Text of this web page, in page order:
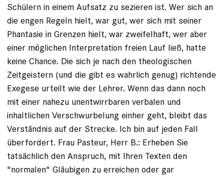
Schülern in einem Aufsatz zu sezieren ist. Wer sich an
die engen Regeln hielt, war gut, wer sich mit seiner
Phantasie in Grenzen hielt, war zweifelhaft, wer aber
einer möglichen Interpretation freien Lauf ließ, hatte
keine Chance. Die sich je nach den theologischen
Zeitgeistern (und die gibt es wahrlich genug) richtende
Exegese urteilt wie der Lehrer. Wenn das dann noch
mit einer nahezu unentwirrbaren verbalen und
inhaltlichen Verschwurbelung einher geht, bleibt das
Verständnis auf der Strecke. Ich bin auf jeden Fall
überfordert. Frau Pasteur, Herr B.: Erheben Sie
tatsächlich den Anspruch, mit Ihren Texten den
"normalen" Gläubigen zu erreichen oder gar